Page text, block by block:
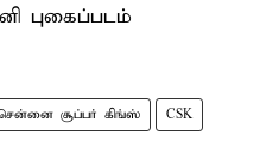
புகைப்படம்
சூப்பர் கிங்ஸ் CSK